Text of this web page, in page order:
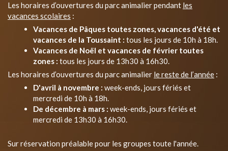
Les horaires d’ouvertures du parc animalier pendant les
vacances scolaires :
Vacances de Pâques toutes zones, vacances d'été et
vacances de la Toussaint : tous les jours de 10h à 18h.
Vacances de Noël et vacances de février toutes
zones : tous les jours de 13h30 à 16h30.
Les horaires d’ouvertures du parc animalier le reste de l’année :
D'avril à novembre : week-ends, jours fériés et
mercredi de 10h à 18h.
De décembre à mars : week-ends, jours fériés et
mercredi de 13h30 à 16h30.
Sur réservation préalable pour les groupes toute l'année.